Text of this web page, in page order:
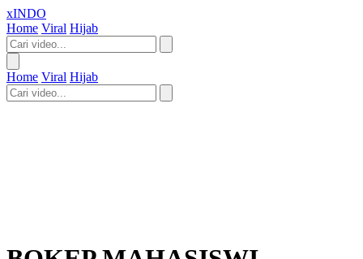
xINDO
Home Viral Hijab
Home Viral Hijab